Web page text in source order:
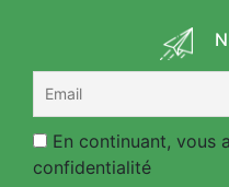
En continuant, vous
confidentialité